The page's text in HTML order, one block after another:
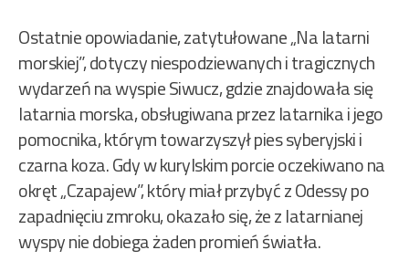
Ostatnie opowiadanie, zatytułowane „Na latarni
morskiej”, dotyczy niespodziewanych i tragicznych
wydarzeń na wyspie Siwucz, gdzie znajdowała się
latarnia morska, obsługiwana przez latarnika i jego
pomocnika, którym towarzyszył pies syberyjski i
czarna koza. Gdy w kurylskim porcie oczekiwano na
okręt „Czapajew”, który miał przybyć z Odessy po
zapadnięciu zmroku, okazało się, że z latarnianej
wyspy nie dobiega żaden promień światła.